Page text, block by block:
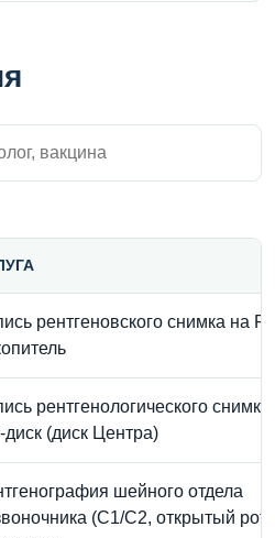
рентгеновского снимка на
рентгенологического снимка
диск (диск Центра)
шейного отдела
(С1/С2, открытый